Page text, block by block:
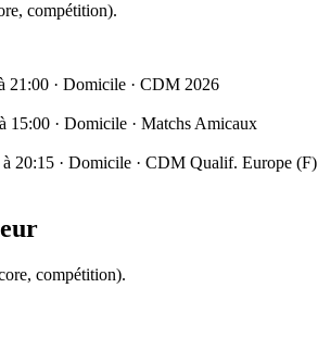
compétition).
21:00 · Domicile · CDM 2026
15:00 · Domicile · Matchs Amicaux
20:15 · Domicile · CDM Qualif. Europe (F)
compétition).